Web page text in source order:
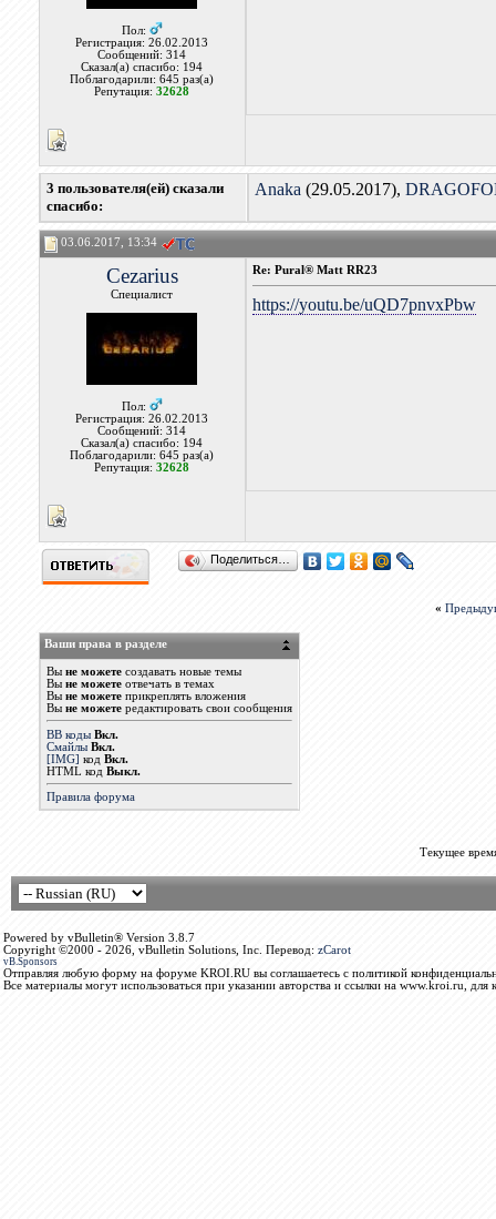
Пол:
Регистрация: 26.02.2013
Сообщений: 314
Сказал(а) спасибо: 194
Поблагодарили: 645 раз(а)
Репутация:32628
3 пользователя(ей) сказали
cпасибо:
Anaka (29.05.2017),
03.06.2017, 13:34
Cezarius
Специалист
Пол:
Регистрация: 26.02.2013
Сообщений: 314
Сказал(а) спасибо: 194
Поблагодарили: 645 раз(а)
Репутация:32628
Re: Pural® Matt RR23
https://youtu.be/uQD7pnvxPbw
Поделиться…
«
Ваши права в разделе
Вы не можетесоздавать новые темы
Вы не можетеотвечать в темах
Вы не можетеприкреплять вложения
Вы не можетередактировать свои сообщения
BB коды Вкл.
Смайлы Вкл.
[IMG] код Вкл.
HTML код Выкл.
Правила форума
Текущее
Powered by vBulletin® Version 3.8.7
Copyright ©2000 - 2026, vBulletin Solutions, Inc. Перевод: zCarot
vB.Sponsors
Отправляя любую форму на форуме KROI.RU вы соглашаетесь с политикой
Все материалы могут использоваться при указании авторства и ссылки на www.kroi.ru, для